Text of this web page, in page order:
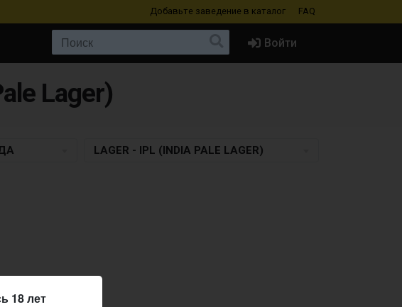
Добавьте заведение в каталог FAQ
Войти
Lager)
LAGER - IPL (INDIA PALE LAGER)
18 лет